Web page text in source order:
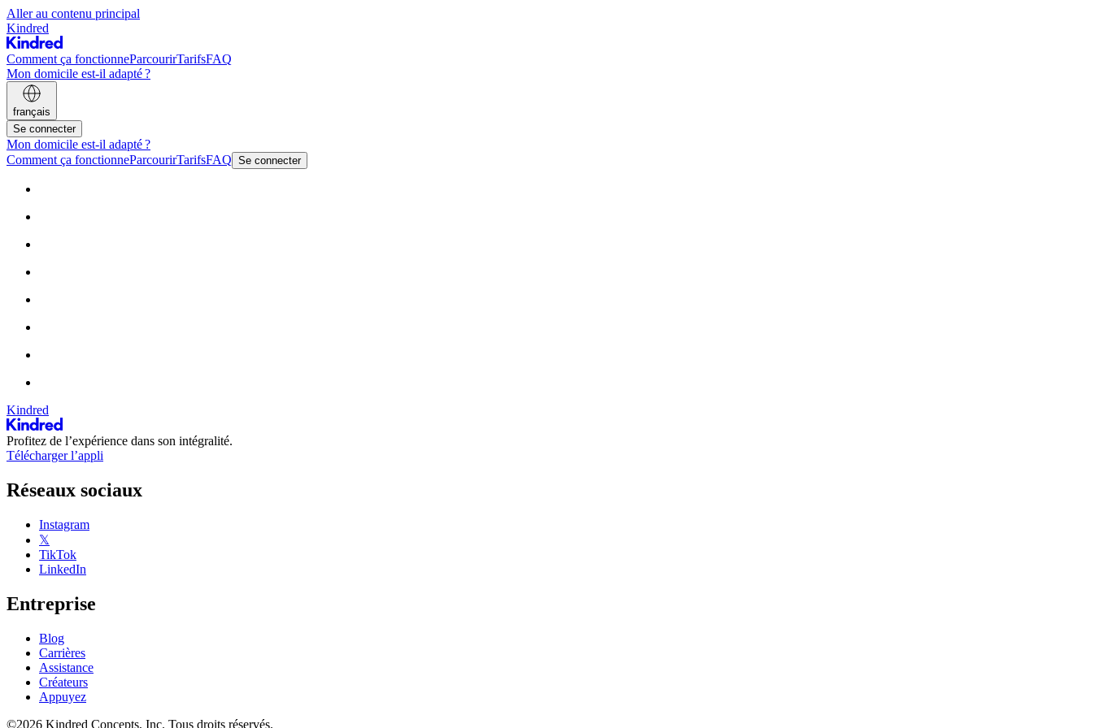
Aller au contenu principal
Kindred
Comment ça fonctionneParcourirTarifsFAQ
Mon domicile est-il adapté ?
français
Se connecter
Mon domicile est-il adapté ?
Comment ça fonctionneParcourirTarifsFAQ Se connecter
Kindred
Profitez de l’expérience dans son intégralité.
Télécharger l’appli
Réseaux sociaux
Instagram
𝕏
TikTok
LinkedIn
Entreprise
Blog
Carrières
Assistance
Créateurs
Appuyez
©2026 Kindred Concepts, Inc. Tous droits réservés.